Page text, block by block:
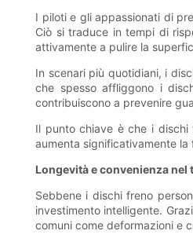
I piloti e gli appassionati di
Ciò si traduce in tempi di
attivamente a pulire la
In scenari più quotidiani, i
che spesso affliggono i
contribuiscono a prevenire
Il punto chiave è che i dischi
aumenta significativamente
Longevità e convenienza nel
Sebbene i dischi freno
investimento intelligente.
comuni come deformazioni e